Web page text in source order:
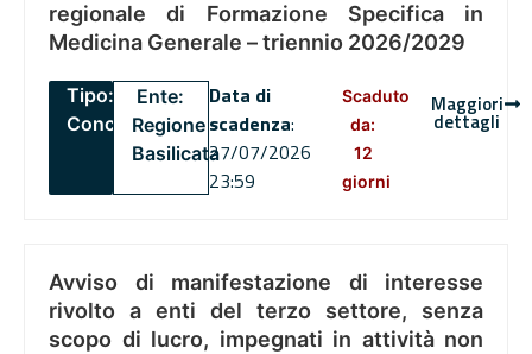
regionale di Formazione Specifica in
Medicina Generale – triennio 2026/2029
Tipo:
Concorsi
Ente:
Regione
Basilicata
Data di
scadenza:
27/07/2026
23:59
Scaduto
da:
12
giorni
Maggiori
dettagli
Avviso di manifestazione di interesse
rivolto a enti del terzo settore, senza
scopo di lucro, impegnati in attività non